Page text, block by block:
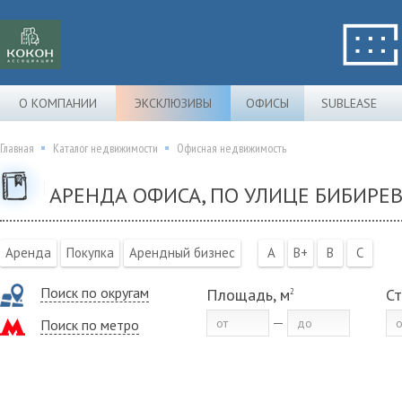
О КОМПАНИИ ЭКСКЛЮЗИВЫ ОФИСЫ SUBLEASE
Главная Каталог недвижимости Офисная недвижимость
АРЕНДА ОФИСА, ПО УЛИЦЕ
Аренда Покупка Арендный бизнес A B+ B C
Поиск по округам
Поиск по метро
Площадь, м2